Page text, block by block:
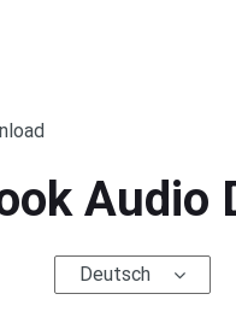
Audio
Deutsch